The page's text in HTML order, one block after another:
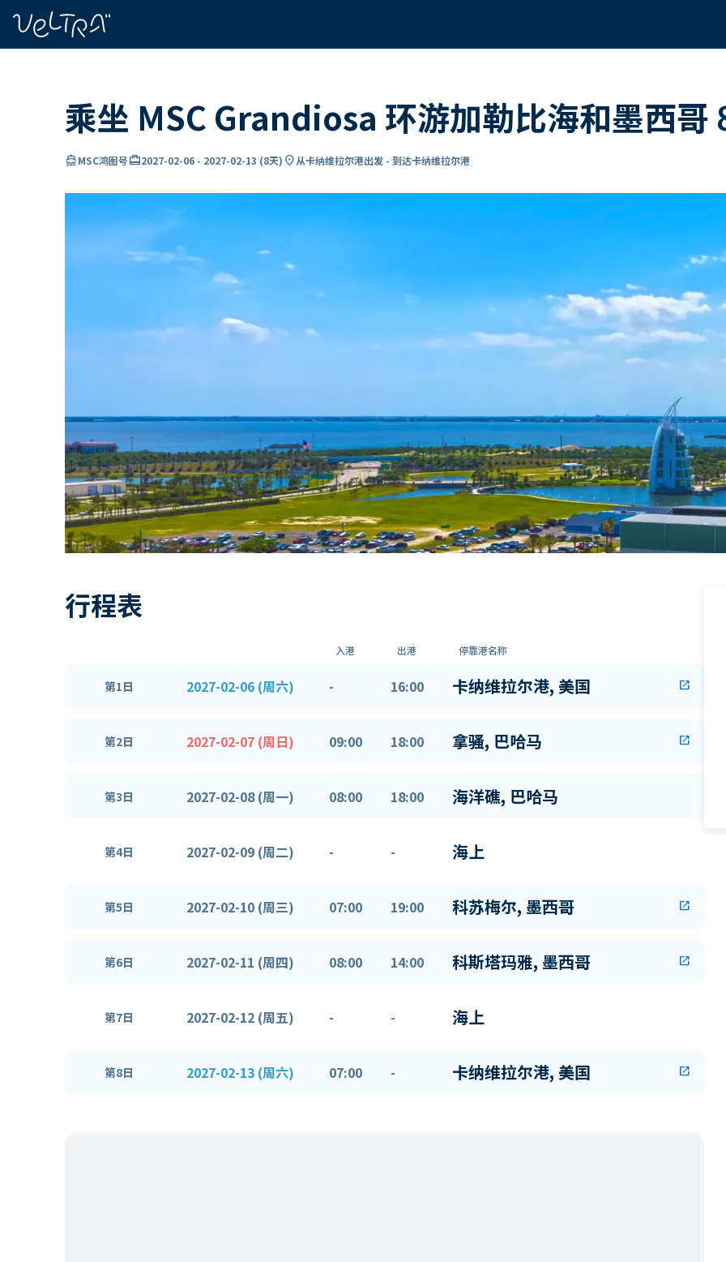
乘坐 MSC Grandiosa 环游加勒比海和墨西哥
directions_boatMSC鸿图号card_travel2027-02-06 - 2027-02-13 (8天) location_on从卡纳维拉尔港出发 - 到达卡纳维拉尔港
行程表
入港 出港 停靠港名称
第1日 2027-02-06 (周六) - 16:00 卡纳维拉尔港, 美国 open_in_new
第2日 2027-02-07 (周日) 09:00 18:00 拿骚, 巴哈马 open_in_new
第3日 2027-02-08 (周一) 08:00 18:00 海洋礁, 巴哈马
第4日 2027-02-09 (周二) - - 海上
第5日 2027-02-10 (周三) 07:00 19:00 科苏梅尔, 墨西哥 open_in_new
第6日 2027-02-11 (周四) 08:00 14:00 科斯塔玛雅, 墨西哥 open_in_new
第7日 2027-02-12 (周五) - - 海上
第8日 2027-02-13 (周六) 07:00 - 卡纳维拉尔港, 美国 open_in_new